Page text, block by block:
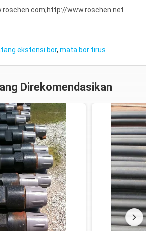
www.roschen.net
ekstensi bor, mata bor tirus
Direkomendasikan